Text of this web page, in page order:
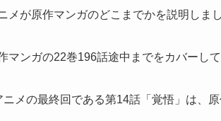
メが原作マンガのどこまでかを説明しまし
マンガの22巻196話途中までをカバー し
ニメの最終回である第14話「覚悟」は、